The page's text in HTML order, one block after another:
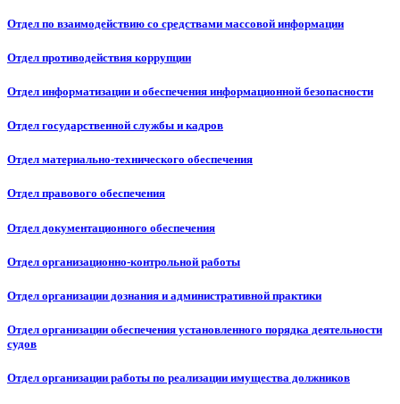
Отдел по взаимодействию со средствами массовой информации
Отдел противодействия коррупции
Отдел информатизации и обеспечения информационной безопасности
Отдел государственной службы и кадров
Отдел материально-технического обеспечения
Отдел правового обеспечения
Отдел документационного обеспечения
Отдел организационно-контрольной работы
Отдел организации дознания и административной практики
Отдел организации обеспечения установленного порядка деятельности
судов
Отдел организации работы по реализации имущества должников